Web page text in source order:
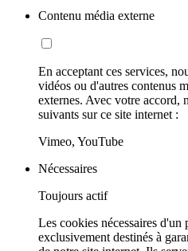
Contenu média externe
En acceptant ces services,
vidéos ou d'autres contenus
externes. Avec votre accord,
suivants sur ce site internet :
Vimeo, YouTube
Nécessaires
Toujours actif
Les cookies nécessaires
exclusivement destinés à